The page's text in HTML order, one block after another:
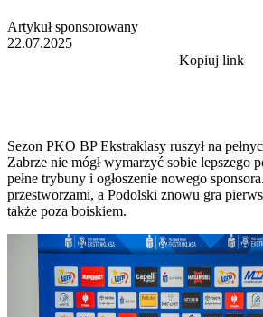
Artykuł sponsorowany
22.07.2025
Kopiuj link
Sezon PKO BP Ekstraklasy ruszył na
Zabrze nie mógł wymarzyć sobie lepszego
pełne trybuny i ogłoszenie nowego
przestworzami, a Podolski znowu gra
także poza boiskiem.